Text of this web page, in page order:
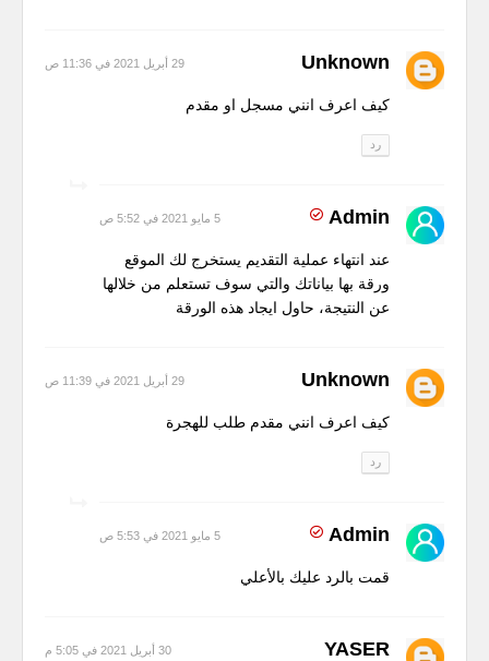
Unknown 29 أبريل 2021 في 11:36 ص
كيف اعرف انني مسجل او مقدم
رد
Admin 5 مايو 2021 في 5:52 ص
عند انتهاء عملية التقديم يستخرج لك الموقع
ورقة بها بياناتك والتي سوف تستعلم من خلالها
عن النتيجة، حاول ايجاد هذه الورقة
Unknown 29 أبريل 2021 في 11:39 ص
كيف اعرف انني مقدم طلب للهجرة
رد
Admin 5 مايو 2021 في 5:53 ص
قمت بالرد عليك بالأعلي
YASER 30 أبريل 2021 في 5:05 م